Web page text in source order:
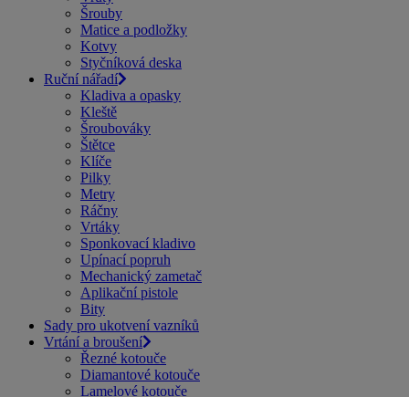
Šrouby
Matice a podložky
Kotvy
Styčníková deska
Ruční nářadí
Kladiva a opasky
Kleště
Šroubováky
Štětce
Klíče
Pilky
Metry
Ráčny
Vrtáky
Sponkovací kladivo
Upínací popruh
Mechanický zametač
Aplikační pistole
Bity
Sady pro ukotvení vazníků
Vrtání a broušení
Řezné kotouče
Diamantové kotouče
Lamelové kotouče